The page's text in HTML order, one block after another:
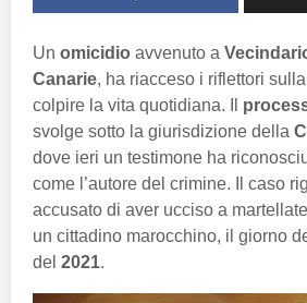
Un omicidio avvenuto a
Canarie, ha riacceso i riflettori sulla
colpire la vita quotidiana. Il
svolge sotto la giurisdizione della
dove ieri un testimone ha
come l’autore del crimine. Il caso
accusato di aver ucciso a martellate
un cittadino marocchino, il giorno
del 2021.